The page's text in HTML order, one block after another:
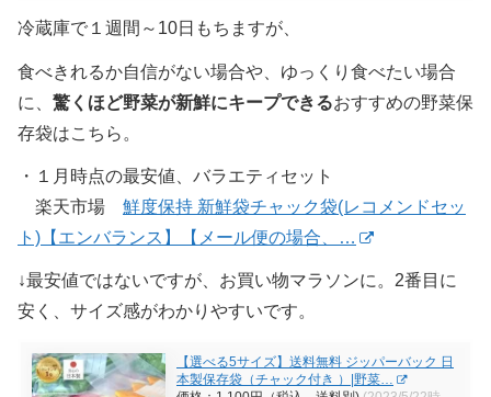
冷蔵庫で１週間～10日もちますが、
食べきれるか自信がない場合や、ゆっくり食べたい場合
に、 驚くほど野菜が新鮮にキープできるおすすめの野菜保
存袋はこちら。
・１月時点の最安値、バラエティセット
楽天市場 鮮度保持 新鮮袋チャック袋(レコメンドセッ
ト)【エンバランス】【メール便の場合、…
↓最安値ではないですが、お買い物マラソンに。2番目に
安く、サイズ感がわかりやすいです。
【選べる5サイズ】送料無料 ジッパーバック 日
本製保存袋（チャック付き ）|野菜…